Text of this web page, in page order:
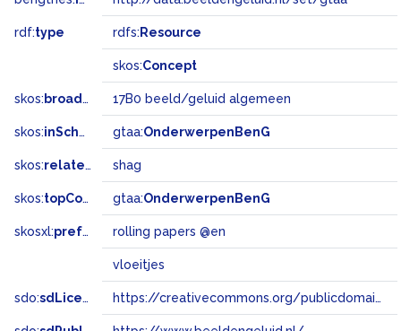
rdf:type rdfs: Resource
skos:Concept
skos: broadMatch 17B0 beeld/geluid algemeen
skos:inScheme gtaa:OnderwerpenBenG
skos:related shag
skos:topConceptOf gtaa:OnderwerpenBenG
skosxl:prefLabel rolling papers @en
vloeitjes
sdo:sdLicense https://creativecommons.org/publicdomain/zero/1.0/